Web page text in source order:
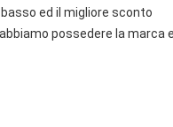
ed il migliore sconto
possedere la